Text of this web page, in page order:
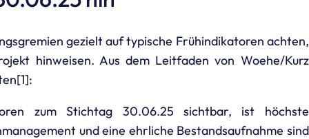
gezielt auf typische Frühindikatoren achten,
hinweisen. Aus dem Leitfaden von Woehe/Kurz
zum Stichtag 30.06.25 sichtbar, ist höchste
und eine ehrliche Bestandsaufnahme sind